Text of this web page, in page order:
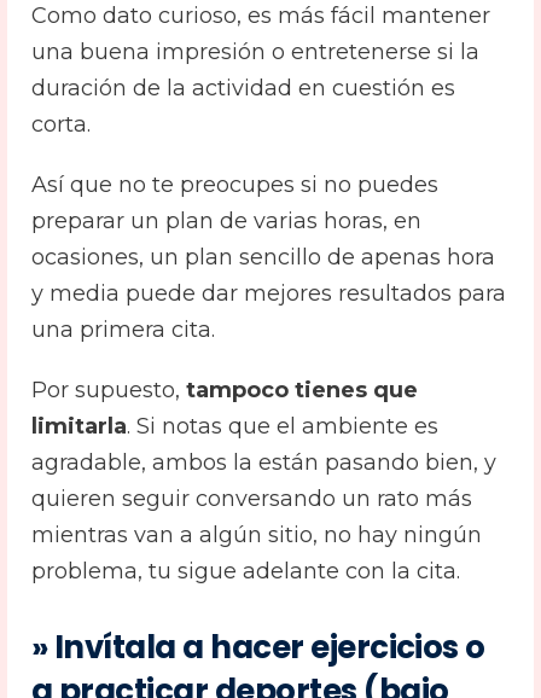
Como dato curioso, es más fácil mantener
una buena impresión o entretenerse si la
duración de la actividad en cuestión es
corta.
Así que no te preocupes si no puedes
preparar un plan de varias horas, en
ocasiones, un plan sencillo de apenas hora
y media puede dar mejores resultados para
una primera cita.
Por supuesto, tampoco tienes que
limitarla. Si notas que el ambiente es
agradable, ambos la están pasando bien, y
quieren seguir conversando un rato más
mientras van a algún sitio, no hay ningún
problema, tu sigue adelante con la cita.
» Invítala a hacer ejercicios o